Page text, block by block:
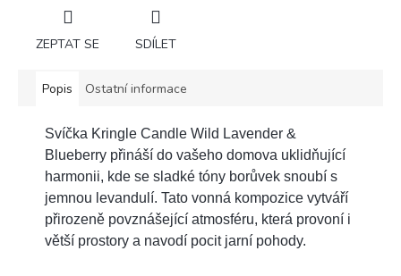
ZEPTAT SE SDÍLET
Popis Ostatní informace
Svíčka Kringle Candle Wild Lavender &
Blueberry přináší do vašeho domova uklidňující
harmonii, kde se sladké tóny borůvek snoubí s
jemnou levandulí. Tato vonná kompozice vytváří
přirozeně povznášející atmosféru, která provoní i
větší prostory a navodí pocit jarní pohody.